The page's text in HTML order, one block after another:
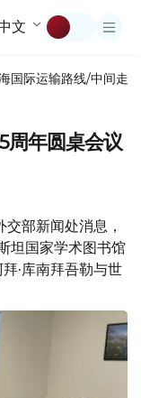
文
国际运输路线/中间走廊
周年圆桌会议
部新闻处消息，
坦国家学术图书馆
·库南拜吾勒与世